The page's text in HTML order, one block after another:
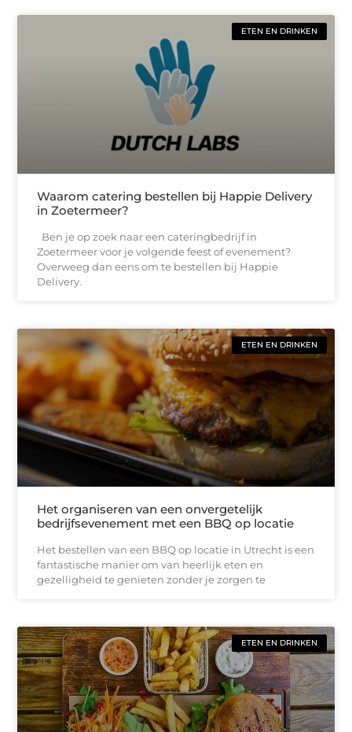
ETEN EN DRINKEN
Waarom catering bestellen bij Happie Delivery
in Zoetermeer?
Ben je op zoek naar een cateringbedrijf in
Zoetermeer voor je volgende feest of evenement?
Overweeg dan eens om te bestellen bij Happie
Delivery.
ETEN EN DRINKEN
Het organiseren van een onvergetelijk
bedrijfsevenement met een BBQ op locatie
Het bestellen van een BBQ op locatie in Utrecht is een
fantastische manier om van heerlijk eten en
gezelligheid te genieten zonder je zorgen te
ETEN EN DRINKEN